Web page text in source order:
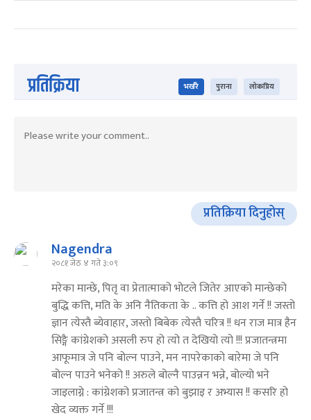
प्रतिक्रिया भर्खरै पुराना लोकप्रिय
प्रतिक्रिया दिनुहोस्
Nagendra
२०८१ जेठ ४ गते ३:०९
मरेका मान्छे, पितृ वा प्रेतात्माको भोटले जितेर आएको मान्छेको
बुद्धि कत्ति, मति के अनि नैतिकता के .. कत्ति हो आश गर्ने !! जस्तो
ज्ञान त्येस्तै ब्येवाहार, जस्तो बिबेक त्येस्तै चरित्र !! धन राज मात्र हैन
सिङ्गै कांग्रेशको असली रुप हो त्यो त देखियो त्यो !!! प्रजातन्त्रमा
आफूमात्र जे पनि बोल्न पाउने, मन नापरेकाको बारेमा जे पनि
बोल्न पाउने भनेको !! अरुले बोल्नै पाउन्नन भन्ने, बोल्यो भने
जाइलाग्ने : कांग्रेशको प्रजातन्त्र को बुझाइ र अभ्यास !! कसरि हो
खेद व्यक्त गर्ने !!!